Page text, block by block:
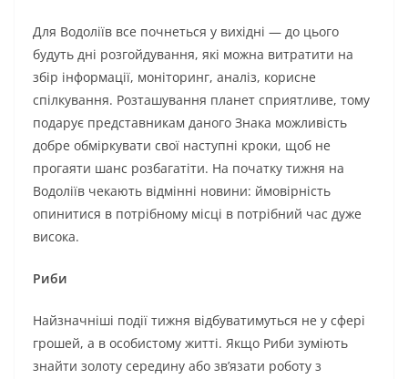
Для Водоліїв все почнеться у вихідні — до цього
будуть дні розгойдування, які можна витратити на
збір інформації, моніторинг, аналіз, корисне
спілкування. Розташування планет сприятливе, тому
подарує представникам даного Знака можливість
добре обміркувати свої наступні кроки, щоб не
прогаяти шанс розбагатіти. На початку тижня на
Водоліїв чекають відмінні новини: ймовірність
опинитися в потрібному місці в потрібний час дуже
висока.
Риби
Найзначніші події тижня відбуватимуться не у сфері
грошей, а в особистому житті. Якщо Риби зуміють
знайти золоту середину або зв’язати роботу з